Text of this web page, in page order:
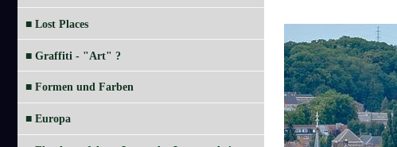
■ Lost Places
■ Graffiti - "Art" ?
■ Formen und Farben
■ Europa